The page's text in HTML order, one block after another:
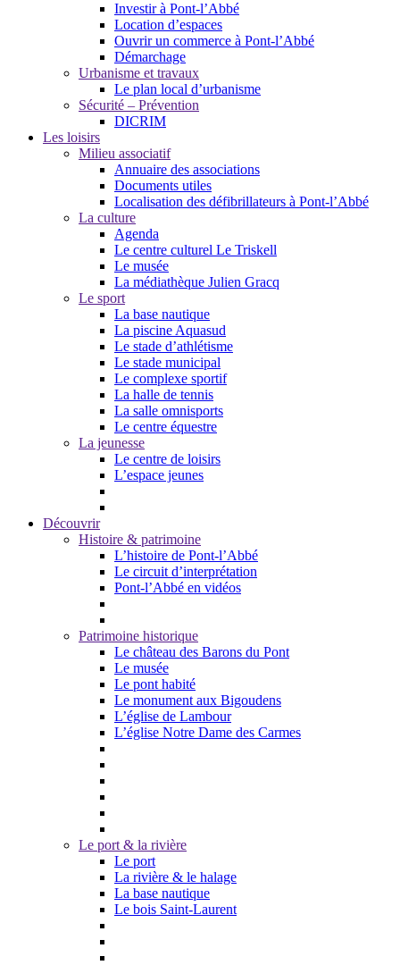
Investir à Pont-l’Abbé
Location d’espaces
Ouvrir un commerce à Pont-l’Abbé
Démarchage
Urbanisme et travaux
Le plan local d’urbanisme
Sécurité – Prévention
DICRIM
Les loisirs
Milieu associatif
Annuaire des associations
Documents utiles
Localisation des défibrillateurs à Pont-l’Abbé
La culture
Agenda
Le centre culturel Le Triskell
Le musée
La médiathèque Julien Gracq
Le sport
La base nautique
La piscine Aquasud
Le stade d’athlétisme
Le stade municipal
Le complexe sportif
La halle de tennis
La salle omnisports
Le centre équestre
La jeunesse
Le centre de loisirs
L’espace jeunes
Découvrir
Histoire & patrimoine
L’histoire de Pont-l’Abbé
Le circuit d’interprétation
Pont-l’Abbé en vidéos
Patrimoine historique
Le château des Barons du Pont
Le musée
Le pont habité
Le monument aux Bigoudens
L’église de Lambour
L’église Notre Dame des Carmes
Le port & la rivière
Le port
La rivière & le halage
La base nautique
Le bois Saint-Laurent